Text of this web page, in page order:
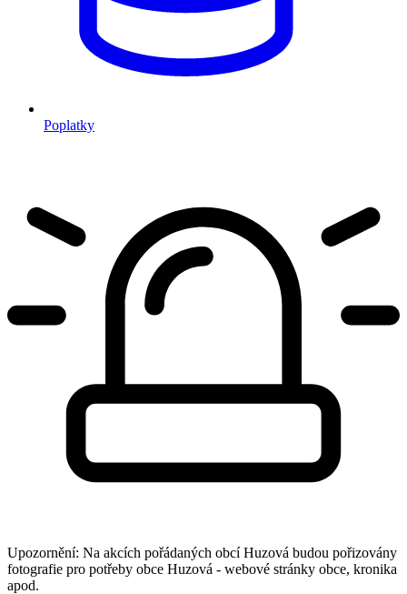
Poplatky
Upozornění: Na akcích pořádaných obcí Huzová budou pořizovány
fotografie pro potřeby obce Huzová - webové stránky obce, kronika
apod.